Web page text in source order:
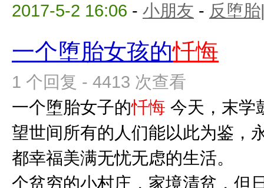
2017-5-2 16:06 - 小朋友 - 反堕
一个堕胎女孩的忏悔
1 个回复 - 4413 次查看
一个堕胎女子的忏悔 今天，末学
望世间所有的人们能以此为鉴，
都幸福美满无忧无虑的生
个贫穷的小村庄，家境清贫，但